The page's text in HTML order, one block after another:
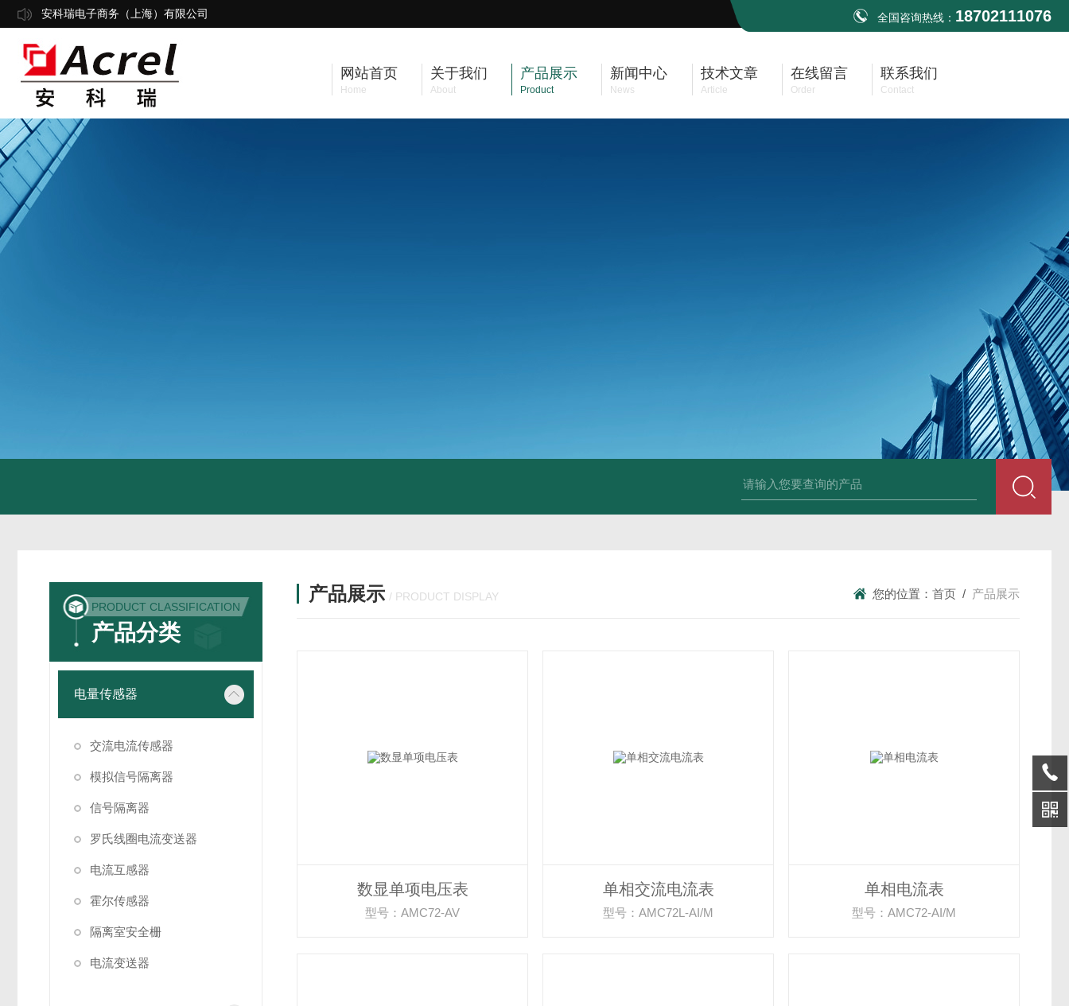
安科瑞电子商务（上海）有限公司 全国咨询热线： 18702111076
网站首页
Home
关于我们
About
产品展示
Product
新闻中心
News
技术文章
Article
在线留言
Order
联系我们
Contact
PRODUCT CLASSIFICATION
产品分类
电量传感器
交流电流传感器
模拟信号隔离器
信号隔离器
罗氏线圈电流变送器
电流互感器
霍尔传感器
隔离室安全栅
电流变送器
产品展示 / PRODUCT DISPLAY 您的位置： 首页 / 产品展示
数显单项电压表
型号：AMC72-AV
单相交流电流表
型号：AMC72L-AI/M
单相电流表
型号：AMC72-AI/M